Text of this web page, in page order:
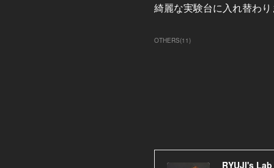
綺麗な実験台に入れ替わ
OTHERS(11)
RYUJI's Lab